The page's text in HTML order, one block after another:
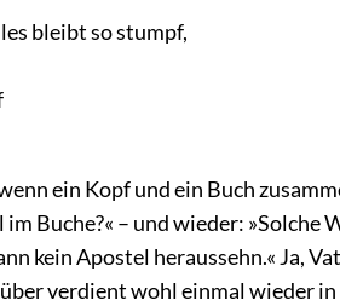
bleibt so stumpf,
ein Kopf und ein Buch
Buche?« – und wieder: »Solche
kein Apostel heraussehn.« Ja,
verdient wohl einmal wieder